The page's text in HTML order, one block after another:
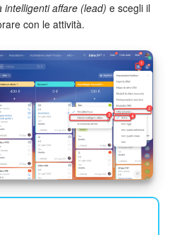
intelligenti affare (lead) e scegli il
con le attività.